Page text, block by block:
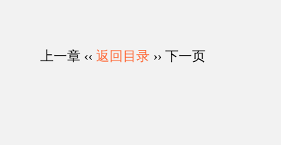
上一章 ‹‹ 返回目录 ›› 下一页